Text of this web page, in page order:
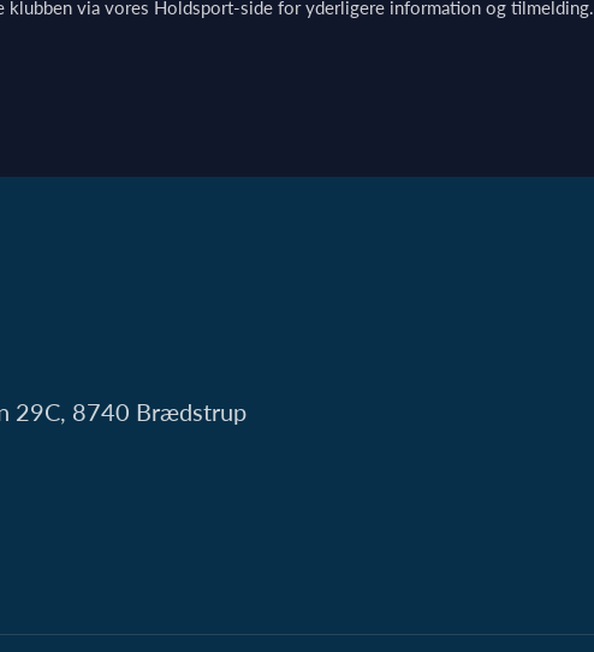
via vores Holdsport-side for yderligere information og tilmelding.
29C, 8740 Brædstrup